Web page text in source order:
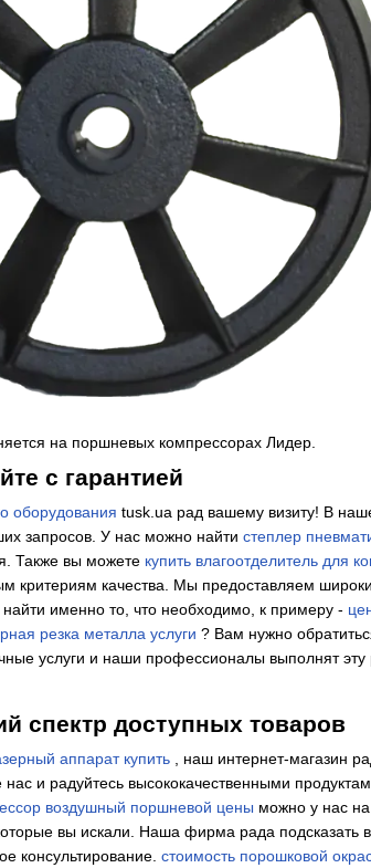
на поршневых компрессорах Лидер.
с гарантией
оборудования tusk.ua рад вашему визиту! В
запросов. У нас можно найти степлер
Также вы можете купить влагоотделитель для
критериям качества. Мы предоставляем
именно то, что необходимо, к примеру -
резка металла услуги ? Вам нужно
услуги и наши профессионалы выполнят эту
спектр доступных товаров
аппарат купить , наш интернет-магазин
и радуйтесь высококачественными
воздушный поршневой цены можно у нас
вы искали. Наша фирма рада подсказать
консультирование. стоимость порошковой